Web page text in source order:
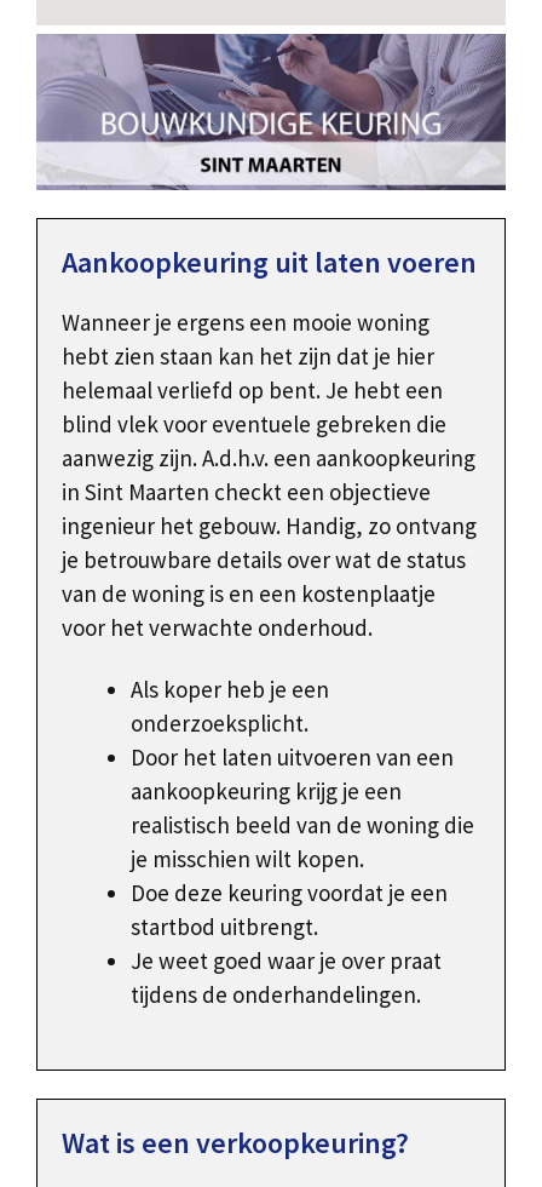
Aankoopkeuring uit laten voeren
Wanneer je ergens een mooie woning
hebt zien staan kan het zijn dat je hier
helemaal verliefd op bent. Je hebt een
blind vlek voor eventuele gebreken die
aanwezig zijn. A.d.h.v. een aankoopkeuring
in Sint Maarten checkt een objectieve
ingenieur het gebouw. Handig, zo ontvang
je betrouwbare details over wat de status
van de woning is en een kostenplaatje
voor het verwachte onderhoud.
Als koper heb je een
onderzoeksplicht.
Door het laten uitvoeren van een
aankoopkeuring krijg je een
realistisch beeld van de woning die
je misschien wilt kopen.
Doe deze keuring voordat je een
startbod uitbrengt.
Je weet goed waar je over praat
tijdens de onderhandelingen.
Wat is een verkoopkeuring?